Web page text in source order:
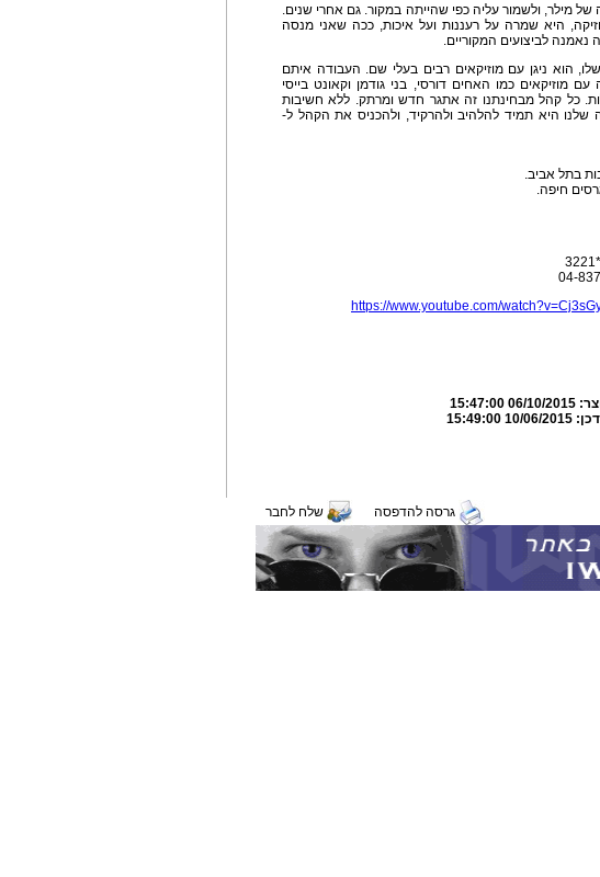
של מילר, ולשמור עליה כפי שהייתה במקור. גם אחרי שנים.
היא שמרה על רעננות ועל איכות, ככה שאני מנסה
לביצועים המקוריים.
הוא ניגן עם מוזיקאים רבים בעלי שם. העבודה איתם
מוזיקאים כמו האחים דורסי, בני גודמן וקאונט בייסי
כל קהל מבחינתנו זה אתגר חדש ומרתק. ללא חשיבות
שלנו היא תמיד להלהיב ולהרקיד, ולהכניס את הקהל ל-
https://www.youtube.com/
06/10/2015 15:47:00
10/06/2015 15:49:00
גרסה להדפסה שלח לחבר